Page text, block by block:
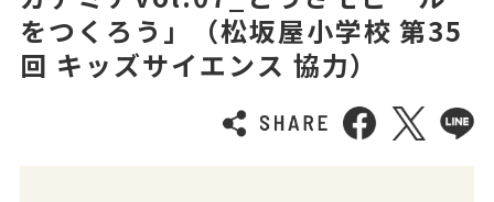
をつくろう」（松坂屋小学校 第35
回 キッズサイエンス 協力）